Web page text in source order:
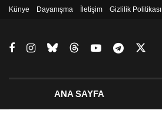
Künye Dayanışma İletişim Gizlilik Politikası
ANA SAYFA